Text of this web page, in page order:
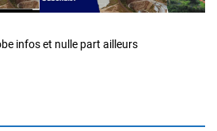
infos et nulle part ailleurs